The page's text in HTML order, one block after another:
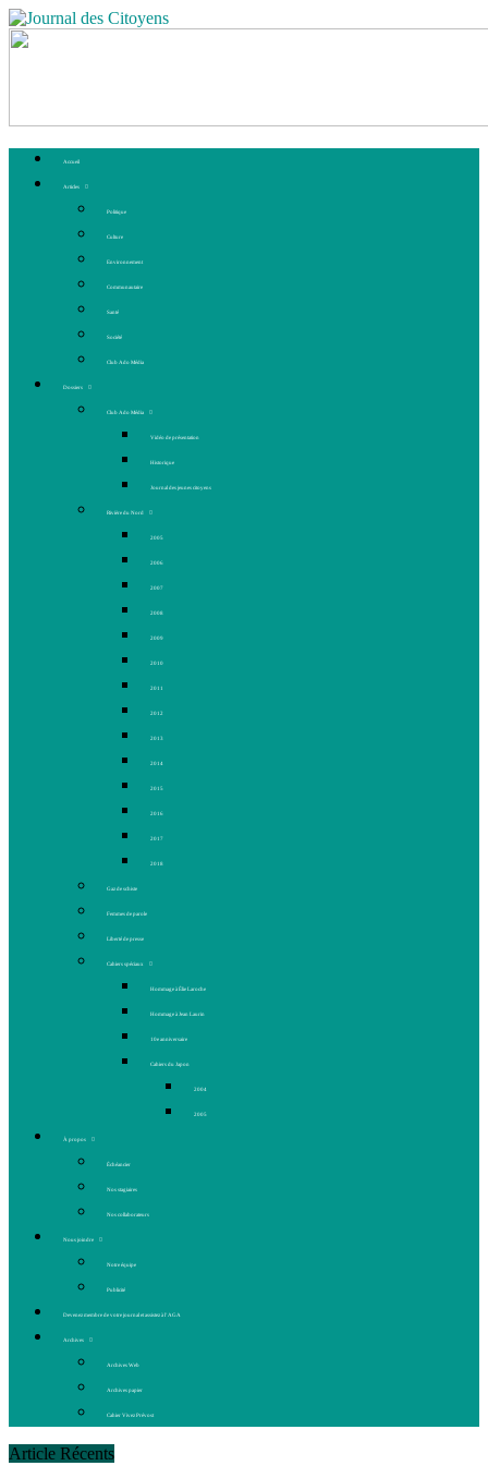
Accueil
Articles
Politique
Culture
Environnement
Communautaire
Santé
Société
Club Ado Média
Dossiers
Club Ado Média
Vidéo de présentation
Historique
Journal des jeunes citoyens
Rivière du Nord
2005
2006
2007
2008
2009
2010
2011
2012
2013
2014
2015
2016
2017
2018
Gaz de schiste
Femmes de parole
Liberté de presse
Cahiers spéciaux
Hommage à Élie Laroche
Hommage à Jean Laurin
10e anniversaire
Cahiers du Japon
2004
2005
À propos
Échéancier
Nos stagiaires
Nos collaborateurs
Nous joindre
Notre équipe
Publicité
Devenez membre de votre journal et assistez à l’AGA
Archives
Archives Web
Archives papier
Cahier Vivez Prévost
Article Récents